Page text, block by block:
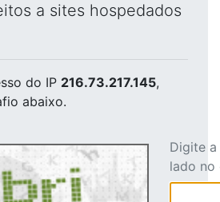
a sites hospedados
do IP 216.73.217.145,
abaixo.
Digite
lado no